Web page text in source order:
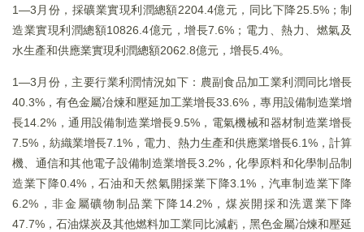
1—3月份，採礦業實現利潤總額2204.4億元，同比下降25.5%；制
造業實現利潤總額10826.4億元，增長7.6%；電力、熱力、燃氣及
水生產和供應業實現利潤總額2062.8億元，增長5.4%。
1—3月份，主要行業利潤情況如下：農副食品加工業利潤同比增長
40.3%，有色金屬冶煉和壓延加工業增長33.6%，專用設備制造業增
長14.2%，通用設備制造業增長9.5%，電氣機械和器材制造業增長
7.5%，紡織業增長7.1%，電力、熱力生產和供應業增長6.1%，計算
機、通信和其他電子設備制造業增長3.2%，化學原料和化學制品制
造業下降0.4%，石油和天然氣開採業下降3.1%，汽車制造業下降
6.2%，非金屬礦物制品業下降14.2%，煤炭開採和洗選業下降
47.7%，石油煤炭及其他燃料加工業同比減虧，黑色金屬冶煉和壓延